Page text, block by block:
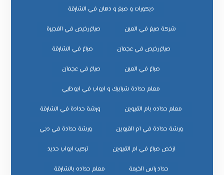
ديكورات و صبغ و دهان في الشارقة
شركة صبغ في العين صباغ رخيص في الفجيرة
صباغ رخيص في عجمان صباغ في الشارقة
صباغ في العين صباغ في عجمان
معلم حدادة شبابيك و ابواب في ابوظبي
معلم حداده بام القيوين ورشة حدادة في الشارقة
ورشة حدادة في ام القيوين ورشة حدادة في دبي
ﺗﺮﻛﻴﺐ اﺑﻮاب ﺣﺪﻳﺪ
ﺣﺪاد راس اﻟﺨﻴﻤﺔ ﻣﻌﻠﻢ ﺣﺪاده ﺑﺎﻟﺸﺎرﻗﺔ